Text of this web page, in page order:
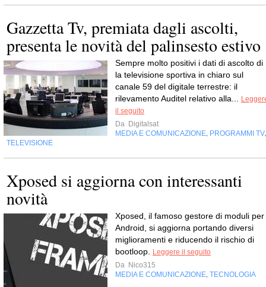
Gazzetta Tv, premiata dagli ascolti,
presenta le novità del palinsesto estivo
Sempre molto positivi i dati di ascolto di
la televisione sportiva in chiaro sul
canale 59 del digitale terrestre: il
rilevamento Auditel relativo alla...
il seguito
Da Digitalsat
MEDIA E COMUNICAZIONE PROGRAMMI TV
TELEVISIONE
Xposed si aggiorna con interessanti
novità
Xposed, il famoso gestore di moduli per
Android, si aggiorna portando diversi
miglioramenti e riducendo il rischio di
bootloop.
Leggere il seguito
Da Nico315
MEDIA E COMUNICAZIONE TECNOLOGIA